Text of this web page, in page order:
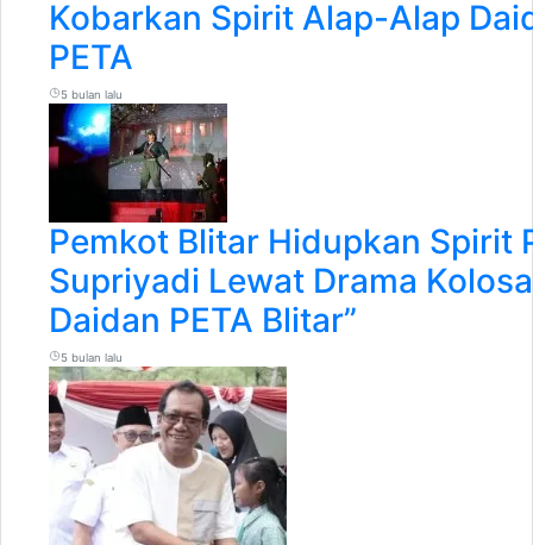
Kobarkan Spirit Alap-Alap
PETA
5 bulan lalu
Pemkot Blitar Hidupkan Spirit
Supriyadi Lewat Drama
Daidan PETA Blitar”
5 bulan lalu